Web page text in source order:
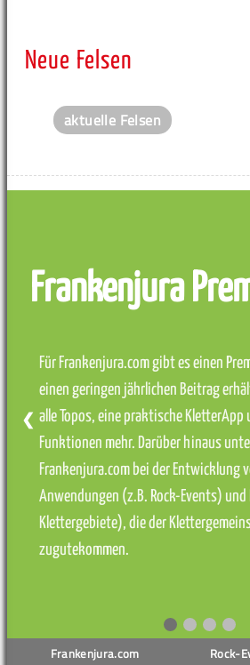
Neue Felsen
aktuelle Felsen
Frankenjura
Für Frankenjura.com gibt es einen
einen geringen jährlichen Beitrag
alle Topos, eine praktische KletterApp
Funktionen mehr. Darüber hinaus
Frankenjura.com bei der Entwicklung
Anwendungen (z.B. Rock-Events)
Klettergebiete), die der
zugutekommen.
❮
Frankenjura.com Rock-